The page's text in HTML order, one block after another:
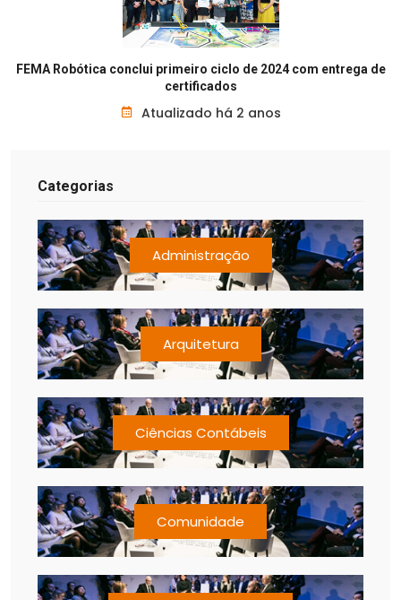
FEMA Robótica conclui primeiro ciclo de 2024 com entrega de
certificados
Atualizado há 2 anos
Categorias
Administração
Arquitetura
Ciências Contábeis
Comunidade